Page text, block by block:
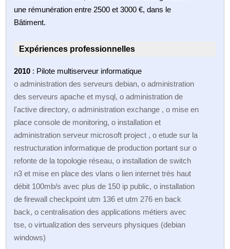
une rémunération entre 2500 et 3000 €, dans le
Bâtiment.
Expériences professionnelles
2010 : Pilote multiserveur informatique
o administration des serveurs debian, o administration
des serveurs apache et mysql, o administration de
l'active directory, o administration exchange , o mise en
place console de monitoring, o installation et
administration serveur microsoft project , o etude sur la
restructuration informatique de production portant sur o
refonte de la topologie réseau, o installation de switch
n3 et mise en place des vlans o lien internet très haut
débit 100mb/s avec plus de 150 ip public, o installation
de firewall checkpoint utm 136 et utm 276 en back
back, o centralisation des applications métiers avec
tse, o virtualization des serveurs physiques (debian
windows)